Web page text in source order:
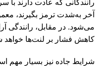
رانندگانی که عادت دارند
آخر به‌شدت ترمز بگیرند،
می‌شود. در مقابل، رانندگی
کاهش فشار بر لنت‌ها خواهد
شرایط جاده نیز بسیار مهم